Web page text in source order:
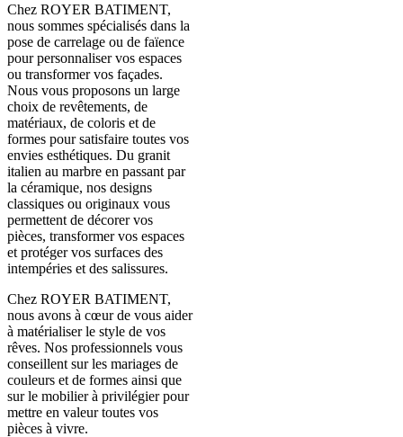
Chez ROYER BATIMENT,
nous sommes spécialisés dans la
pose de carrelage ou de faïence
pour personnaliser vos espaces
ou transformer vos façades.
Nous vous proposons un large
choix de revêtements, de
matériaux, de coloris et de
formes pour satisfaire toutes vos
envies esthétiques. Du granit
italien au marbre en passant par
la céramique, nos designs
classiques ou originaux vous
permettent de décorer vos
pièces, transformer vos espaces
et protéger vos surfaces des
intempéries et des salissures.
Chez ROYER BATIMENT,
nous avons à cœur de vous aider
à matérialiser le style de vos
rêves. Nos professionnels vous
conseillent sur les mariages de
couleurs et de formes ainsi que
sur le mobilier à privilégier pour
mettre en valeur toutes vos
pièces à vivre.